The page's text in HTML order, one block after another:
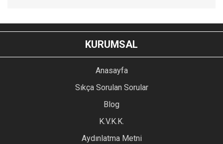
YORUM YAZ
Bu ürünün fiyat bilgisi, resim, ürün açıklamalarında ve diğer
konularda yetersiz gördüğünüz noktaları öneri formunu
kullanarak tarafımıza iletebilirsiniz.
Ürün resmi kalitesiz, bozuk veya görüntülenemiyor.
Ürün açıklamasında eksik bilgiler bulunuyor.
Ürün bilgilerinde hatalar bulunuyor.
Ürün fiyatı diğer sitelerden daha pahalı.
KURUMSAL
Anasayfa
Sıkça Sorulan Sorular
Blog
K.V.K.K.
Aydınlatma Metni